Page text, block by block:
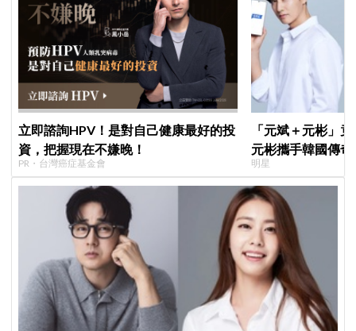
立即諮詢HPV！是對自己健康最好的投
資，把握現在不嫌晚！
PR・台灣癌症基金會
「元斌＋元彬」
元彬攜手韓國傳
牌，韓網瘋喊：
明星